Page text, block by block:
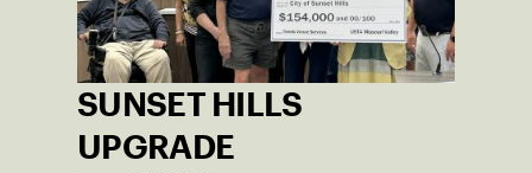
SUNSET HILLS
UPGRADE